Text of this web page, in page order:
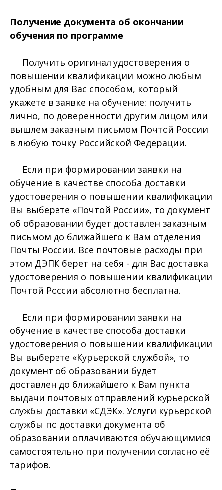
Получение документа об окончании
обучения по программе
Получить оригинал удостоверения о
повышении квалификации можно любым
удобным для Вас способом, который
укажете в заявке на обучение: получить
лично, по доверенности другим лицом или
вышлем заказным письмом Почтой России
в любую точку Российской Федерации.
Если при формировании заявки на
обучение в качестве способа доставки
удостоверения о повышении квалификации
Вы выберете «Почтой России», то документ
об образовании будет доставлен заказным
письмом до ближайшего к Вам отделения
Почты России. Все почтовые расходы при
этом ДЭПК берет на себя - для Вас доставка
удостоверения о повышении квалификации
Почтой России абсолютно бесплатна.
Если при формировании заявки на
обучение в качестве способа доставки
удостоверения о повышении квалификации
Вы выберете «Курьерской службой», то
документ об образовании будет
доставлен до ближайшего к Вам пункта
выдачи почтовых отправлений курьерской
службы доставки «СДЭК». Услуги курьерской
службы по доставки документа об
образовании оплачиваются обучающимися
самостоятельно при получении согласно её
тарифов.